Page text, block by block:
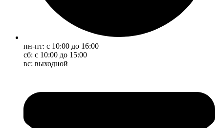
пн-пт: с 10:00 до 16:00
сб: с 10:00 до 15:00
вс: выходной